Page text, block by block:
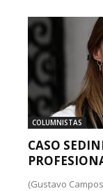
COLUMNISTAS
CASO
(Gustavo